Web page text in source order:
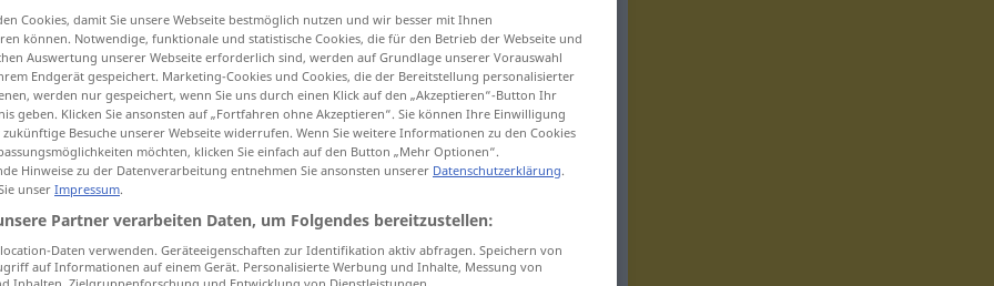
[suːqiː] vulgär
Cookies, damit Sie unsere Webseite bestmöglich nutzen und wir besser mit Ihnen
können. Notwendige, funktionale und statistische Cookies, die für den Betrieb der Webseite und
Auswertung unserer Webseite erforderlich sind, werden auf Grundlage unserer Vorauswahl
Endgerät gespeichert. Marketing-Cookies und Cookies, die der Bereitstellung personalisierter
werden nur gespeichert, wenn Sie uns durch einen Klick auf den „Akzeptieren“-Button Ihr
geben. Klicken Sie ansonsten auf „Fortfahren ohne Akzeptieren“. Sie können Ihre Einwilligung
Besuche unserer Webseite widerrufen. Wenn Sie weitere Informationen zu den Cookies
möchten, klicken Sie einfach auf den Button „Mehr Optionen“.
Hinweise zu der Datenverarbeitung entnehmen Sie ansonsten unserer Datenschutzerklärung.
unser Impressum.
Partner verarbeiten Daten, um Folgendes bereitzustellen:
Daten verwenden. Geräteeigenschaften zur Identifikation aktiv abfragen. Speichern von
auf Informationen auf einem Gerät. Personalisierte Werbung und Inhalte, Messung von